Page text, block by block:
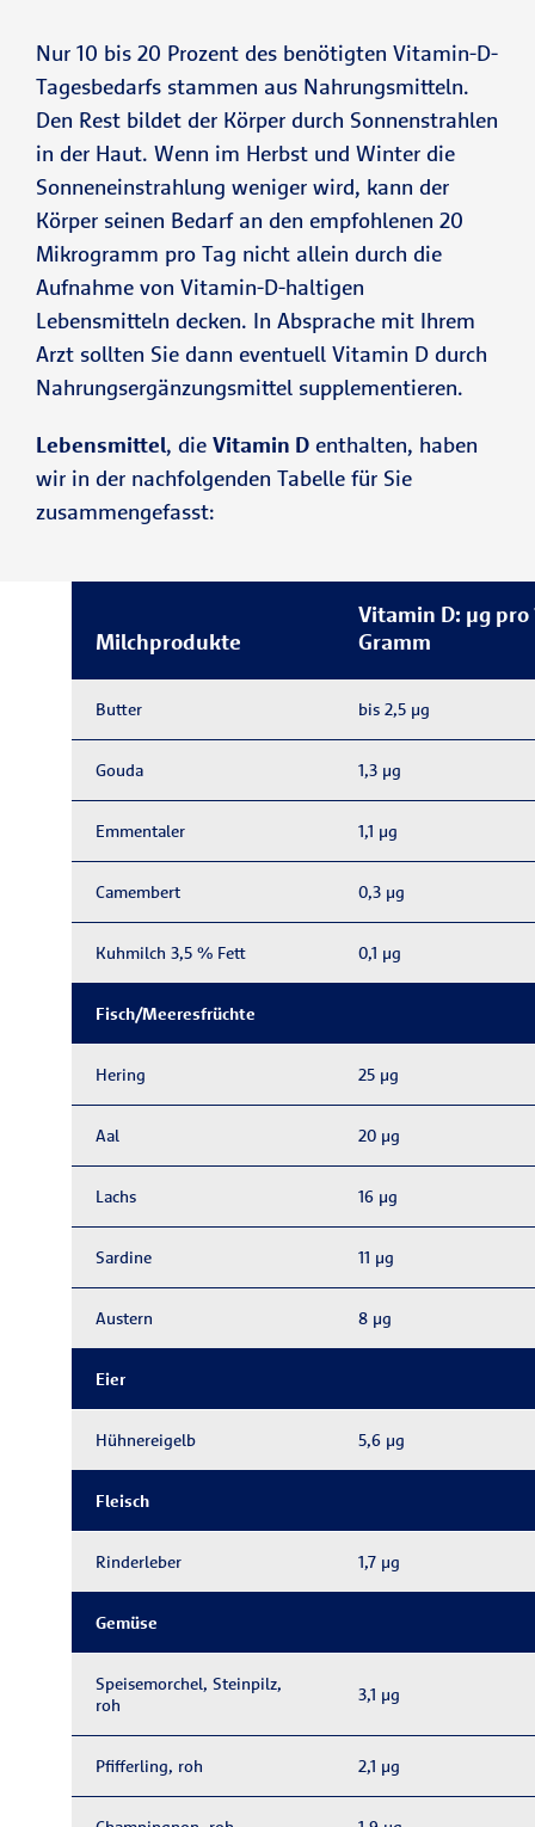
Nur 10 bis 20 Prozent des benötigten Vitamin-D-
Tagesbedarfs stammen aus Nahrungsmitteln.
Den Rest bildet der Körper durch Sonnenstrahlen
in der Haut. Wenn im Herbst und Winter die
Sonneneinstrahlung weniger wird, kann der
Körper seinen Bedarf an den empfohlenen 20
Mikrogramm pro Tag nicht allein durch die
Aufnahme von Vitamin-D-haltigen
Lebensmitteln decken. In Absprache mit Ihrem
Arzt sollten Sie dann eventuell Vitamin D durch
Nahrungsergänzungsmittel supplementieren.
Lebensmittel, die Vitamin D enthalten, haben
wir in der nachfolgenden Tabelle für Sie
zusammengefasst:
Milchprodukte
Vitamin D: μg pro
Gramm
Butter bis 2,5 μg
Gouda 1,3 μg
Emmentaler 1,1 μg
Camembert 0,3 μg
Kuhmilch 3,5 % Fett 0,1 μg
Fisch/Meeresfrüchte
Hering 25 μg
Aal 20 μg
Lachs 16 μg
Sardine 11 μg
Austern 8 μg
Eier
Hühnereigelb 5,6 μg
Fleisch
Rinderleber 1,7 μg
Gemüse
Speisemorchel, Steinpilz,
roh
3,1 μg
Pfifferling, roh 2,1 μg